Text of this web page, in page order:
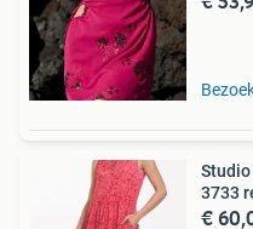
3733
€